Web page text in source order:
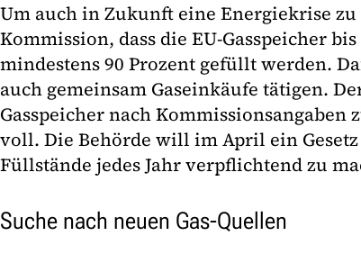
Um auch in Zukunft eine Energiekrise
Kommission, dass die EU-Gasspeicher
mindestens 90 Prozent gefüllt werden.
auch gemeinsam Gaseinkäufe tätigen.
Gasspeicher nach Kommissionsangaben
voll. Die Behörde will im April ein
Füllstände jedes Jahr verpflichtend zu
Suche nach neuen Gas-Quellen